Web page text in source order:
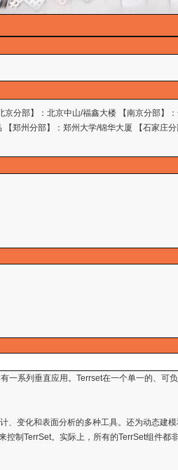
分部】：北京中山/福鑫大楼 【南京分部】
郑州分部】：郑州大学/锦华大厦 【石家庄
系列垂直应用。Terrset在一个单一的、可
变化和表面分析的多种工具。还为动态建
制TerrSet。实际上，所有的TerrSet组件都